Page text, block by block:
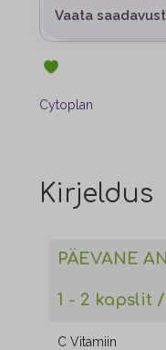
Vaata
Cytoplan
Kirjeldus
PÄEVANE
1 - 2 kapslit /
C Vitamiin